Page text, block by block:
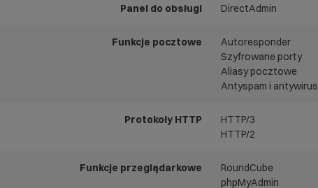
Panel do obsługi DirectAdmin
Funkcje pocztowe
Autoresponder
Szyfrowane porty
Aliasy pocztowe
Antyspam i antywirus
Protokoły HTTP
HTTP/3
HTTP/2
Funkcje przeglądarkowe
RoundCube
phpMyAdmin